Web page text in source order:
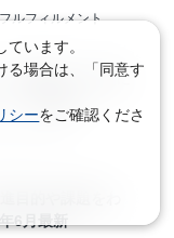
ルフィルメント
の重要性 収益に
トを解説
目的や課題をわ
6月最新
います。
る場合は、「同意す
シーをご確認くださ